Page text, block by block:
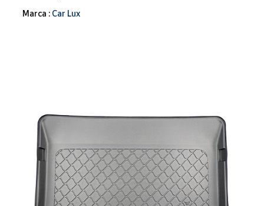
Libros y
Oficina y
Papelería
Para Canarias,
Ceuta y Melilla
Marca : Car Lux